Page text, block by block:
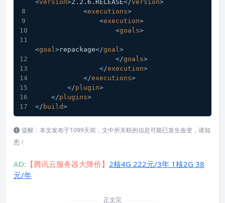
<version>2.2.6.RELEASE</version>
<executions>
<execution>
<goals>
<goal> repackage</goal>
</goals>
</execution>
</executions>
</plugin>
</plugins>
</ build>
提醒：本文发布于1099天前，文中所关联的信息可能已发生改变，请知
悉！
AD: 【腾讯云服务器大降价】 2核4G 222元/3年 1核2G 38
元/年
正文完